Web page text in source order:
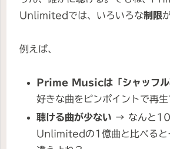
Unlimitedでは、いろいろな制限
例えば、
Prime Musicは「シャッフル
好きな曲をピンポイントで再生
聴ける曲が少ない → なんと
Unlimitedの1億曲と比べると